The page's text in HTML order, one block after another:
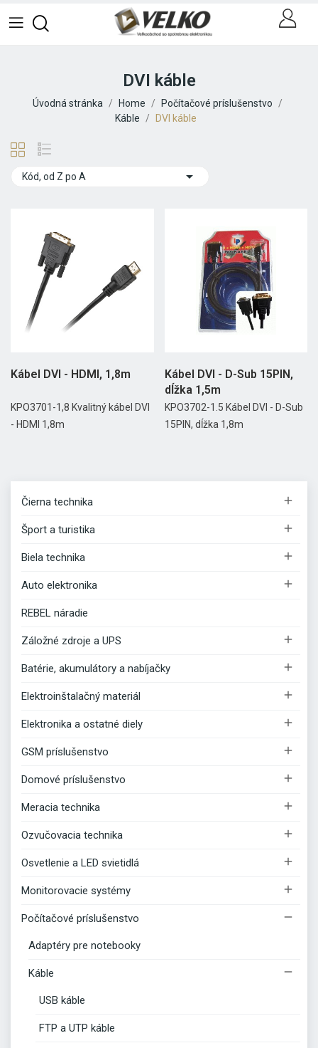
Čierna technika 
Šport a turistika 
Biela technika 
Auto elektronika 
REBEL náradie
Záložné zdroje a UPS 
Batérie, akumulátory a nabíjačky 
Elektroinštalačný materiál 
Elektronika a ostatné diely 
GSM príslušenstvo 
Domové príslušenstvo 
Meracia technika 
Ozvučovacia technika 
Osvetlenie a LED svietidlá 
Monitorovacie systémy 
Počítačové príslušenstvo 
Adaptéry pre notebooky
Káble 
USB káble
FTP a UTP káble
DVI káble
Úvodná stránka Home
Počítačové príslušenstvo
Káble
DVI káble
Kód, od Z po A 
Kábel DVI - HDMI, 1,8m
KPO3701-1,8 Kvalitný kábel DVI
- HDMI 1,8m
Kábel DVI - D-Sub 15PIN,
dĺžka 1,5m
KPO3702-1.5 Kábel DVI - D-Sub
15PIN, dĺžka 1,8m